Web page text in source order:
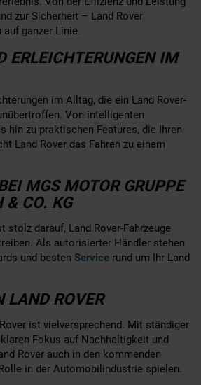
zur Sicherheit – Land Rover
auf ganzer Linie.
ERLEICHTERUNGEN IM
im Alltag, die ein Land Rover-
Von intelligenten
hin zu praktischen Features, die Ihren
Land Rover das Fahren zu einem
MGS MOTOR GRUPPE
& CO. KG
stolz darauf, Land Rover-Fahrzeuge
Als autorisierter Händler stehen
und besten Service rund um Ihr Land
LAND ROVER
ist vielversprechend. Mit ständiger
Fokus auf Nachhaltigkeit und
Rover auch in den kommenden
in der Automobilindustrie spielen.